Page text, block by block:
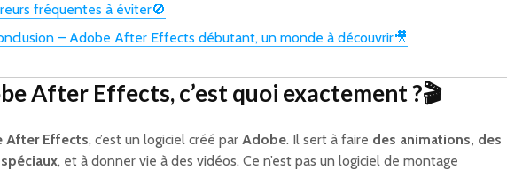
fréquentes à éviter🚫
– Adobe After Effects débutant, un monde à découvrir🎥
After Effects, c’est quoi exactement ?🎬
After Effects, c’est un logiciel créé par Adobe. Il sert à faire des animations, des
, et à donner vie à des vidéos. Ce n’est pas un logiciel de montage